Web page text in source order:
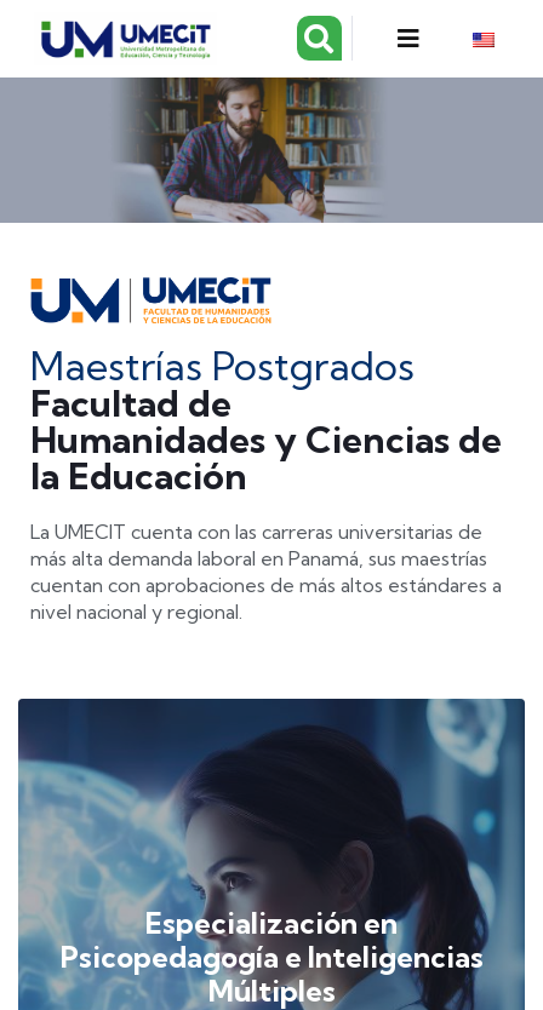
Maestrías Postgrados
Facultad de
Humanidades y Ciencias de
la Educación
La UMECIT cuenta con las carreras universitarias de
más alta demanda laboral en Panamá, sus maestrías
cuentan con aprobaciones de más altos estándares a
nivel nacional y regional.
Especialización en
Psicopedagogía e Inteligencias
Múltiples